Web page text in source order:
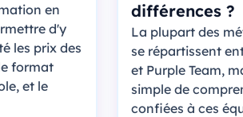
en
d'y
les prix des
format
et le
différences ?
La plupart des
se répartissent
et Purple Team,
simple de
confiées à ces